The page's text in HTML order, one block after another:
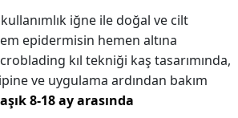
iğne ile doğal ve cilt
epidermisin hemen altına
kıl tekniği kaş tasarımında,
ve uygulama ardından bakım
8-18 ay arasında